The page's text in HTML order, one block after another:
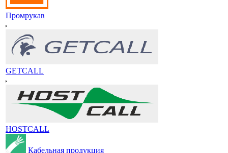
Промрукав
GETCALL
HOSTCALL
Кабельная продукция